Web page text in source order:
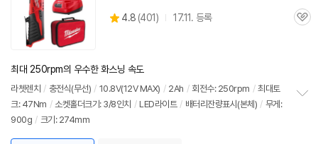
별
4.8 (상
뷰
401) 17.11. 등록
관
최대 250rpm의 우수한 화스닝 속도
라쳇렌치 / 충전식(무선) / 10.8V(12VMAX) / 2Ah / 회전수: 250rpm / 최대토
크: 47Nm / 소켓홀더크기: 3/8인치 / LED라이트 / 배터리잔량표시(본체) / 무게:
900g / 크기: 274mm